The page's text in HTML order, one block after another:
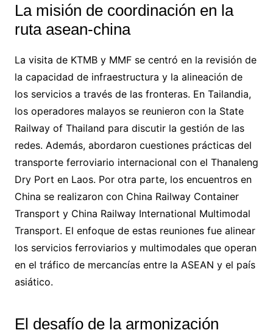
La misión de coordinación en la
ruta asean-china
La visita de KTMB y MMF se centró en la revisión de
la capacidad de infraestructura y la alineación de
los servicios a través de las fronteras. En Tailandia,
los operadores malayos se reunieron con la State
Railway of Thailand para discutir la gestión de las
redes. Además, abordaron cuestiones prácticas del
transporte ferroviario internacional con el Thanaleng
Dry Port en Laos. Por otra parte, los encuentros en
China se realizaron con China Railway Container
Transport y China Railway International Multimodal
Transport. El enfoque de estas reuniones fue alinear
los servicios ferroviarios y multimodales que operan
en el tráfico de mercancías entre la ASEAN y el país
asiático.
El desafío de la armonización